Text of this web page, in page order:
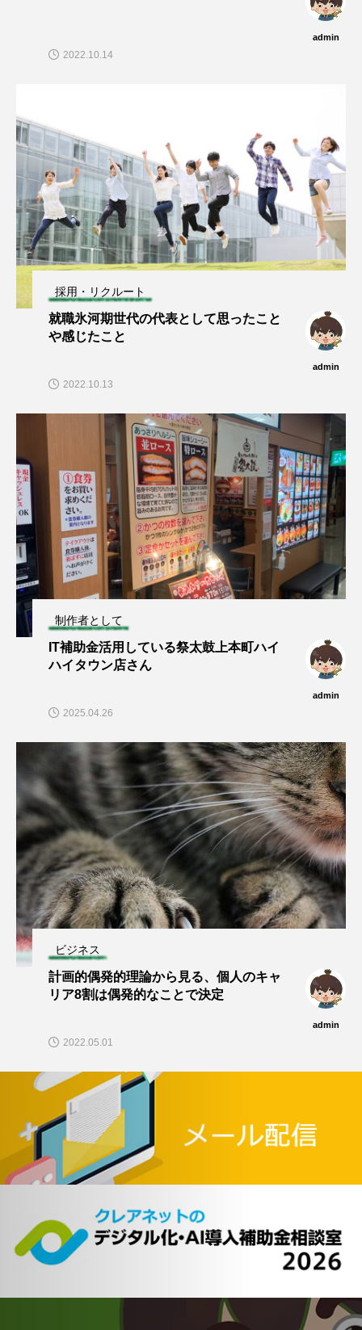
admin
2022.10.14
採用・リクルート
就職氷河期世代の代表として思ったこと
や感じたこと
admin
2022.10.13
制作者として
IT補助金活用している祭太鼓上本町ハイ
ハイタウン店さん
admin
2025.04.26
ビジネス
計画的偶発的理論から見る、個人のキャ
リア8割は偶発的なことで決定
admin
2022.05.01